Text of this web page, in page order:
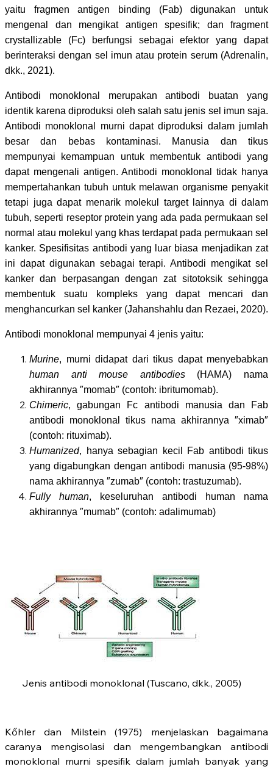
yaitu fragmen antigen binding (Fab) digunakan untuk
mengenal dan mengikat antigen spesifik; dan fragment
crystallizable (Fc) berfungsi sebagaiefektor yang dapat
berinteraksi dengan sel imun atau protein serum (Adrenalin,
dkk., 2021).
Antibodi monoklonal merupakan antibodi buatan yang
identik karena diproduksi oleh salah satu jenis sel imun saja.
Antibodi monoklonal murni dapat diproduksi dalam jumlah
besar dan bebas kontaminasi. Manusia dan tikus
mempunyai kemampuan untuk membentuk antibodi yang
dapat mengenali antigen. Antibodi monoklonal tidak hanya
mempertahankan tubuh untuk melawan organisme penyakit
tetapi juga dapat menarik molekul target lainnya di dalam
tubuh, seperti reseptor protein yang ada pada permukaan sel
normal atau molekul yang khas terdapat pada permukaan sel
kanker. Spesifisitas antibodi yang luar biasa menjadikan zat
ini dapat digunakan sebagai terapi. Antibodi mengikat sel
kanker dan berpasangan dengan zat sitotoksik sehingga
membentuk suatu kompleks yang dapat mencari dan
menghancurkan sel kanker (Jahanshahlu dan Rezaei, 2020).
Antibodi monoklonal mempunyai 4 jenis yaitu:
Murine, murni didapat dari tikus dapat menyebabkan
human anti mouse
antibodies(HAMA) nama
akhirannya ″momab″ (contoh: ibritumomab).
Chimeric, gabungan Fc antibodi manusia dan Fab
antibodi monoklonal tikus nama akhirannya ″ximab″
(contoh: rituximab).
Humanized, hanya sebagian kecil Fab antibodi tikus
yang digabungkan dengan antibodi manusia (95-98%)
nama akhirannya ″zumab″ (contoh: trastuzumab).
Fully human, keseluruhan antibodi human nama
akhirannya ″mumab″ (contoh: adalimumab)
Jenis antibodi monoklonal (Tuscano, dkk., 2005)
Kőhler dan Milstein (1975) menjelaskan bagaimana
caranya mengisolasi dan mengembangkan antibodi
monoklonal murni spesifik dalam jumlah banyak yang